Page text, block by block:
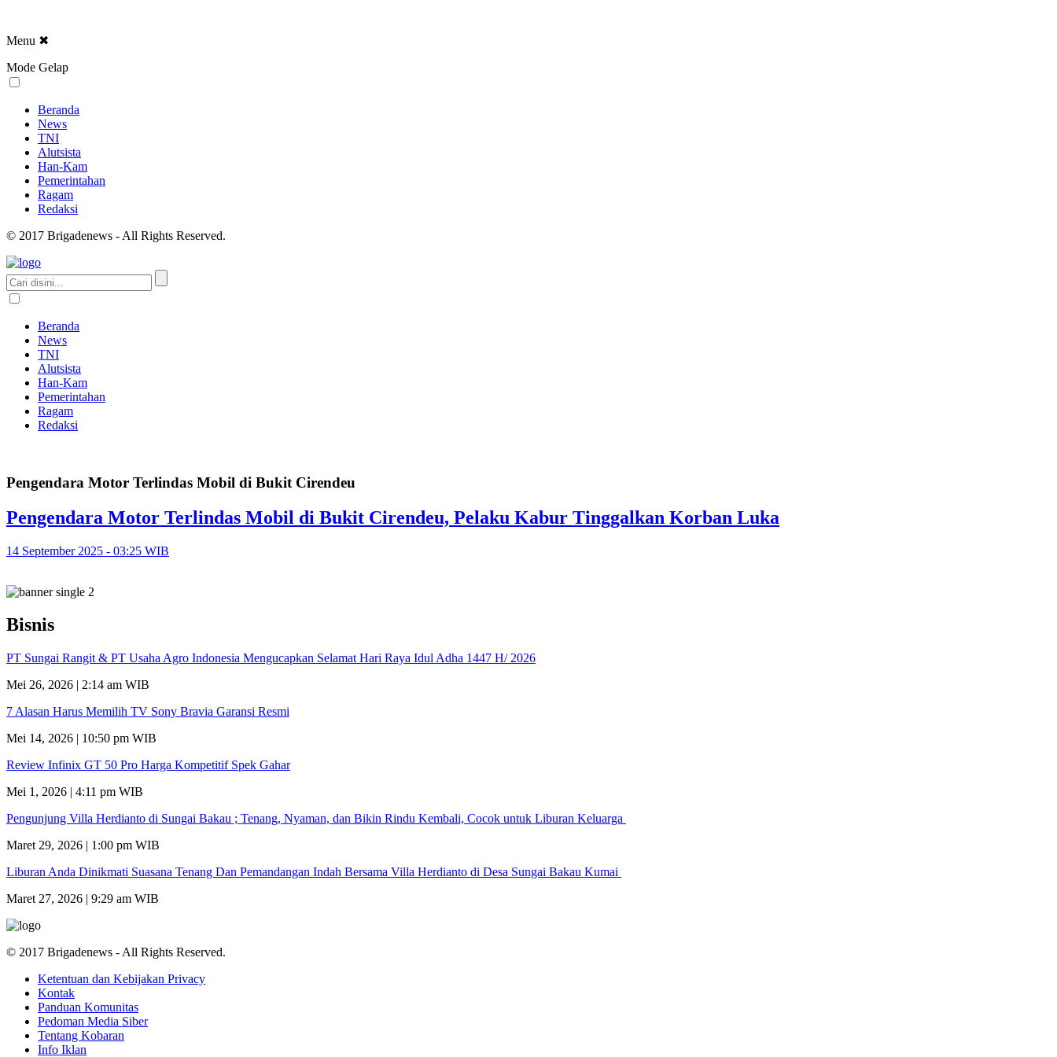
Menu ✖
Mode Gelap
Beranda
News
TNI
Alutsista
Han-Kam
Pemerintahan
Ragam
Redaksi
© 2017 Brigadenews - All Rights Reserved.
Beranda
News
TNI
Alutsista
Han-Kam
Pemerintahan
Ragam
Redaksi
Pengendara Motor Terlindas Mobil di Bukit Cirendeu
Pengendara Motor Terlindas Mobil di Bukit Cirendeu, Pelaku Kabur Tinggalkan Korban Luka
14 September 2025 - 03:25 WIB
Bisnis
PT Sungai Rangit & PT Usaha Agro Indonesia Mengucapkan Selamat Hari Raya Idul Adha 1447 H/ 2026
Mei 26, 2026 | 2:14 am WIB
7 Alasan Harus Memilih TV Sony Bravia Garansi Resmi
Mei 14, 2026 | 10:50 pm WIB
Review Infinix GT 50 Pro Harga Kompetitif Spek Gahar
Mei 1, 2026 | 4:11 pm WIB
Pengunjung Villa Herdianto di Sungai Bakau ; Tenang, Nyaman, dan Bikin Rindu Kembali, Cocok untuk Liburan Keluarga
Maret 29, 2026 | 1:00 pm WIB
Liburan Anda Dinikmati Suasana Tenang Dan Pemandangan Indah Bersama Villa Herdianto di Desa Sungai Bakau Kumai
Maret 27, 2026 | 9:29 am WIB
© 2017 Brigadenews - All Rights Reserved.
Ketentuan dan Kebijakan Privacy
Kontak
Panduan Komunitas
Pedoman Media Siber
Tentang Kobaran
Info Iklan